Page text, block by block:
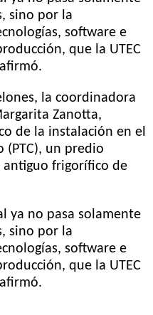
sino por la
software e
que la UTEC
la coordinadora
Zanotta,
de la instalación en el
(PTC), un predio
antiguo frigorífico de
ya no pasa solamente
sino por la
software e
que la UTEC